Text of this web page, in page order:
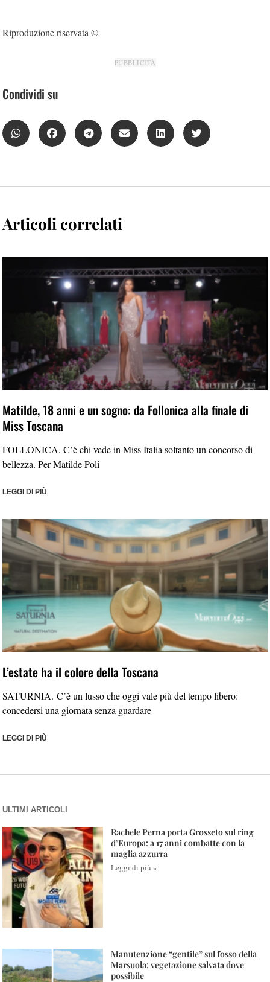
Riproduzione riservata ©
PUBBLICITÀ
Condividi su
Articoli correlati
Matilde, 18 anni e un sogno: da Follonica alla finale di
Miss Toscana
FOLLONICA. C’è chi vede in Miss Italia soltanto un concorso di
bellezza. Per Matilde Poli
LEGGI DI PIÙ
L’estate ha il colore della Toscana
SATURNIA. C’è un lusso che oggi vale più del tempo libero:
concedersi una giornata senza guardare
LEGGI DI PIÙ
ULTIMI ARTICOLI
Rachele Perna porta Grosseto sul ring
d’Europa: a 17 anni combatte con la
maglia azzurra
Leggi di più »
Manutenzione “gentile” sul fosso della
Marsuola: vegetazione salvata dove
possibile